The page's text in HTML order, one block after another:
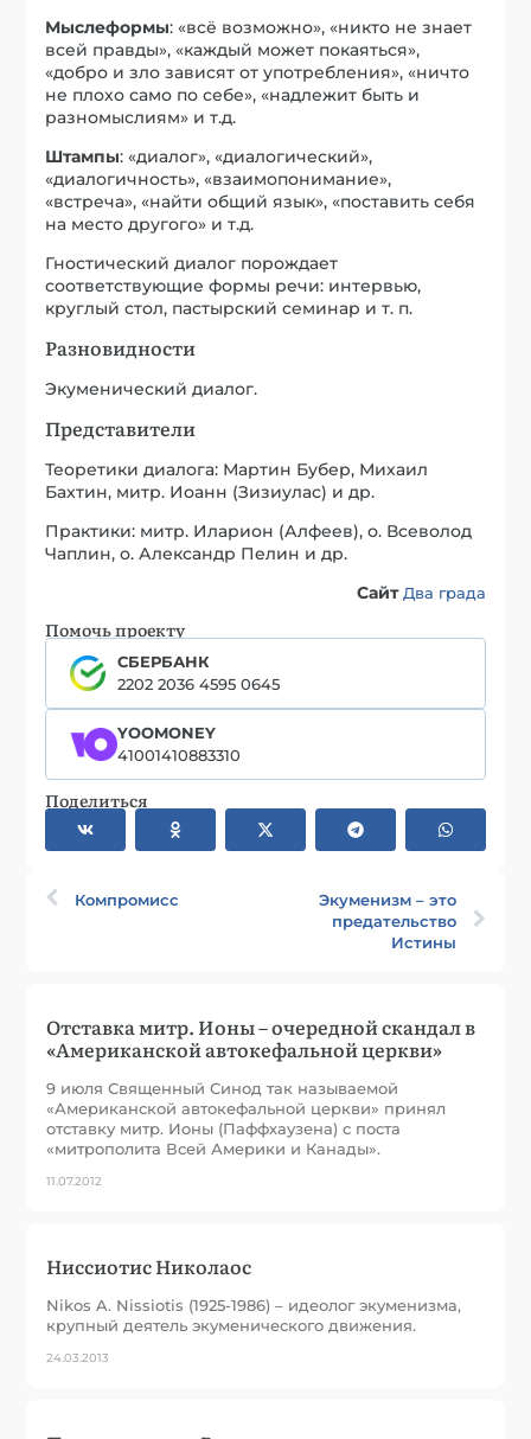
Мыслеформы: «всё возможно», «никто не знает
всей правды», «каждый может покаяться»,
«добро и зло зависят от употребления», «ничто
не плохо само по себе», «надлежит быть и
разномыслиям» и т.д.
Штампы: «диалог», «диалогический»,
«диалогичность», «взаимопонимание»,
«встреча», «найти общий язык», «поставить себя
на место другого» и т.д.
Гностический диалог порождает
соответствующие формы речи: интервью,
круглый стол, пастырский семинар и т. п.
Разновидности
Экуменический диалог.
Представители
Теоретики диалога: Мартин Бубер, Михаил
Бахтин, митр. Иоанн (Зизиулас) и др.
Практики: митр. Иларион (Алфеев), о. Всеволод
Чаплин, о. Александр Пелин и др.
СайтДва града
Помочь проекту
СБЕРБАНК
2202 2036 4595 0645
YOOMONEY
41001410883310
Поделиться
Компромисс
Экуменизм – это
предательство
Истины
Отставка митр. Ионы – очередной скандал в
«Американской автокефальной церкви»
9 июля Священный Синод так называемой
«Американской автокефальной церкви» принял
отставку митр. Ионы (Паффхаузена) с поста
«митрополита Всей Америки и Канады».
11.07.2012
Ниссиотис Николаос
Nikos A. Nissiotis (1925-1986) – идеолог экуменизма,
крупный деятель экуменического движения.
24.03.2013